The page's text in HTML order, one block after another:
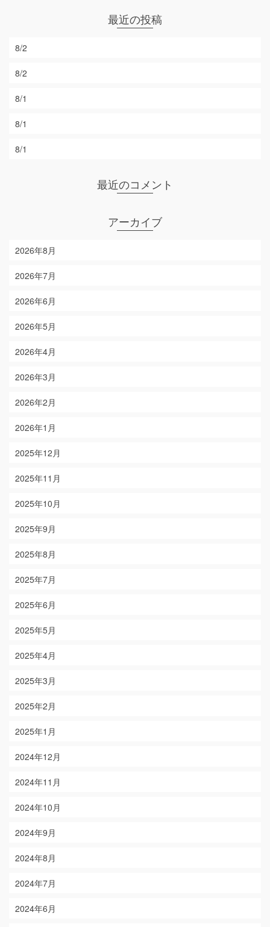
最近の投稿
8/2
8/2
8/1
8/1
8/1
最近のコメント
アーカイブ
2026年8月
2026年7月
2026年6月
2026年5月
2026年4月
2026年3月
2026年2月
2026年1月
2025年12月
2025年11月
2025年10月
2025年9月
2025年8月
2025年7月
2025年6月
2025年5月
2025年4月
2025年3月
2025年2月
2025年1月
2024年12月
2024年11月
2024年10月
2024年9月
2024年8月
2024年7月
2024年6月